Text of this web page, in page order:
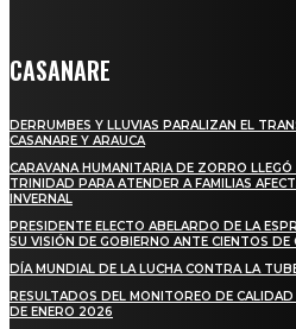
CASANARE
DERRUMBES Y LLUVIAS PARALIZAN EL
CASANARE Y ARAUCA
CARAVANA HUMANITARIA DE ZORRO
TRINIDAD PARA ATENDER A FAMILIAS
INVERNAL
PRESIDENTE ELECTO ABELARDO DE LA
SU VISIÓN DE GOBIERNO ANTE CIENTOS DE
DÍA MUNDIAL DE LA LUCHA CONTRA LA
RESULTADOS DEL MONITOREO DE CALIDAD
DE ENERO 2026